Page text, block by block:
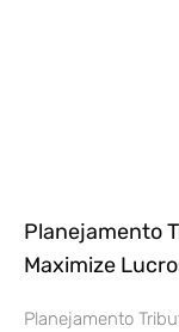
Planejamento
Maximize
Planejamento